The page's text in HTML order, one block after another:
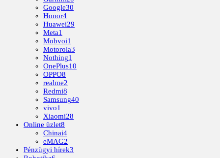
Google30
Honor4
Huawei29
Meta1
Mobvoi1
Motorola3
Nothing1
OnePlus10
OPPO8
realme2
Redmi8
Samsung40
vivo1
Xiaomi28
Online üzlet8
Chinai4
eMAG2
Pénzügyi hírek3